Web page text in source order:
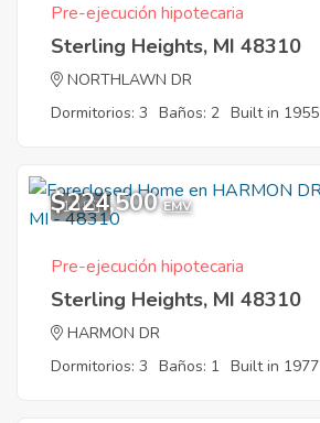
Pre-ejecución hipotecaria
Sterling Heights, MI 48310
NORTHLAWN DR
Dormitorios: 3 Baños: 2 Built in 1955
10
$224,500 EMV
Pre-ejecución hipotecaria
Sterling Heights, MI 48310
HARMON DR
Dormitorios: 3 Baños: 1 Built in 1977